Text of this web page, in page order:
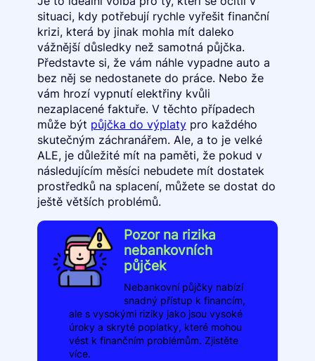
situaci, kdy potřebují rychle vyřešit finanční
krizi, která by jinak mohla mít daleko
vážnější důsledky než samotná půjčka.
Představte si, že vám náhle vypadne auto a
bez něj se nedostanete do práce. Nebo že
vám hrozí vypnutí elektřiny kvůli
nezaplacené faktuře. V těchto případech
může být půjčka do výplatypro každého
skutečným záchranářem. Ale, a to je velké
ALE, je důležité mít na paměti, že pokud v
následujícím měsíci nebudete mít dostatek
prostředků na splacení, můžete se dostat do
ještě větších problémů.
Pozor na rizika
nebankovních
půjček
Nebankovní půjčky nabízí
snadný přístup k financím,
ale s vysokými riziky jako jsou vysoké
úroky a skryté poplatky, které mohou
vést k finančním problémům. Zjistěte
více.